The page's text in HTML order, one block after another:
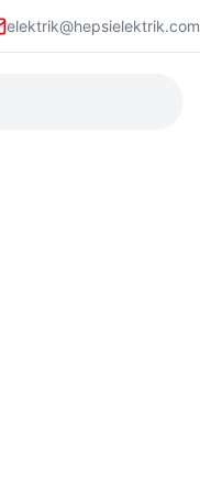
elektrik@hepsielektrik.com